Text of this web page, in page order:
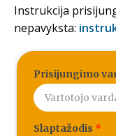
Instrukcija
nepavyksta:
Prisijungimo
Slaptažodis *